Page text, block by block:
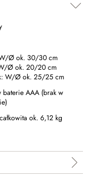
Ø ok. 30/30 cm
Ø ok. 20/20 cm
W/Ø ok. 25/25 cm
baterie AAA (brak w
ok. 6,12 kg